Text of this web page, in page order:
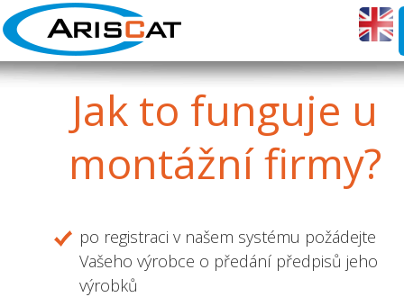
Jak to funguje u
montážní firmy?
po registraci v našem systému požádejte
Vašeho výrobce o předání předpisů jeho
výrobků